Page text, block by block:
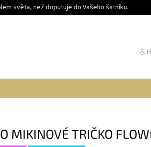
světa, než doputuje do Vašeho šatníku.
MIKINOVÉ TRIČKO